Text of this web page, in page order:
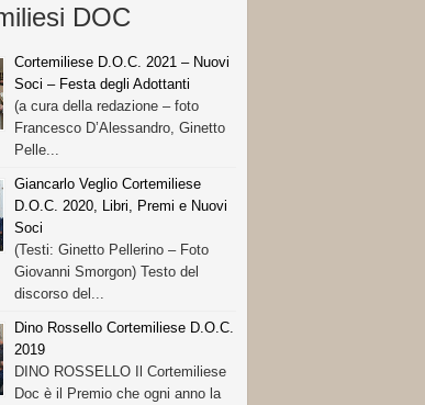
DOC
Cortemiliese D.O.C. 2021 – Nuovi
Soci – Festa degli Adottanti
(a cura della redazione – foto
Francesco D’Alessandro, Ginetto
Pelle...
Giancarlo Veglio Cortemiliese
D.O.C. 2020, Libri, Premi e Nuovi
Soci
(Testi: Ginetto Pellerino – Foto
Giovanni Smorgon) Testo del
discorso del...
Dino Rossello Cortemiliese D.O.C.
2019
DINO ROSSELLO Il Cortemiliese
Doc è il Premio che ogni anno la